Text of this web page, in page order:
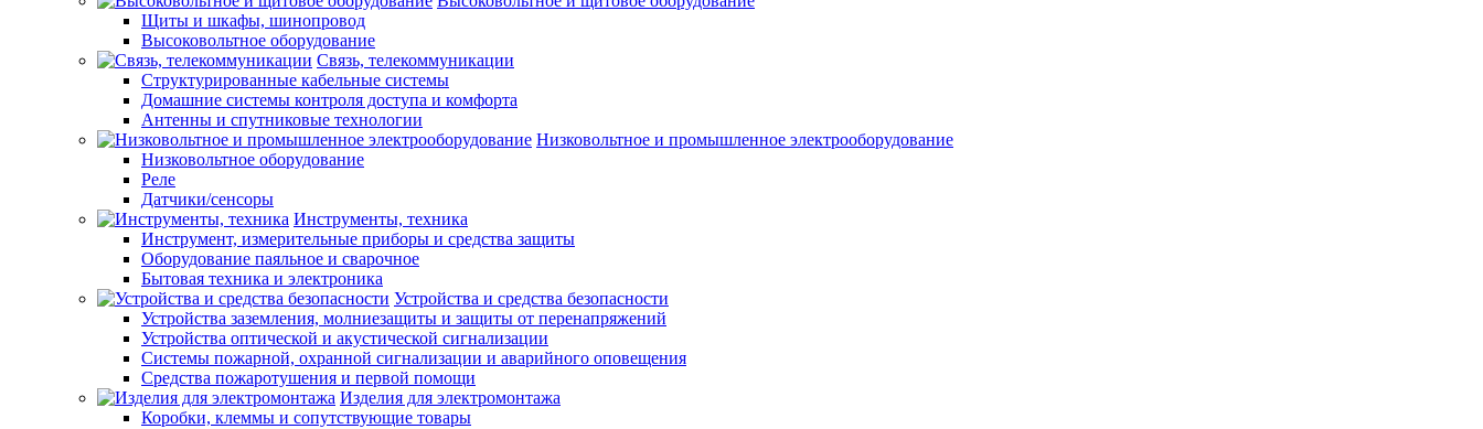
Щиты и шкафы, шинопровод
Высоковольтное оборудование
Связь, телекоммуникации
Структурированные кабельные системы
Домашние системы контроля доступа и комфорта
Антенны и спутниковые технологии
Низковольтное и промышленное электрооборудование
Низковольтное оборудование
Реле
Датчики/сенсоры
Инструменты, техника
Инструмент, измерительные приборы и средства защиты
Оборудование паяльное и сварочное
Бытовая техника и электроника
Устройства и средства безопасности
Устройства заземления, молниезащиты и защиты от перенапряжений
Устройства оптической и акустической сигнализации
Системы пожарной, охранной сигнализации и аварийного оповещения
Средства пожаротушения и первой помощи
Изделия для электромонтажа
Коробки, клеммы и сопутствующие товары